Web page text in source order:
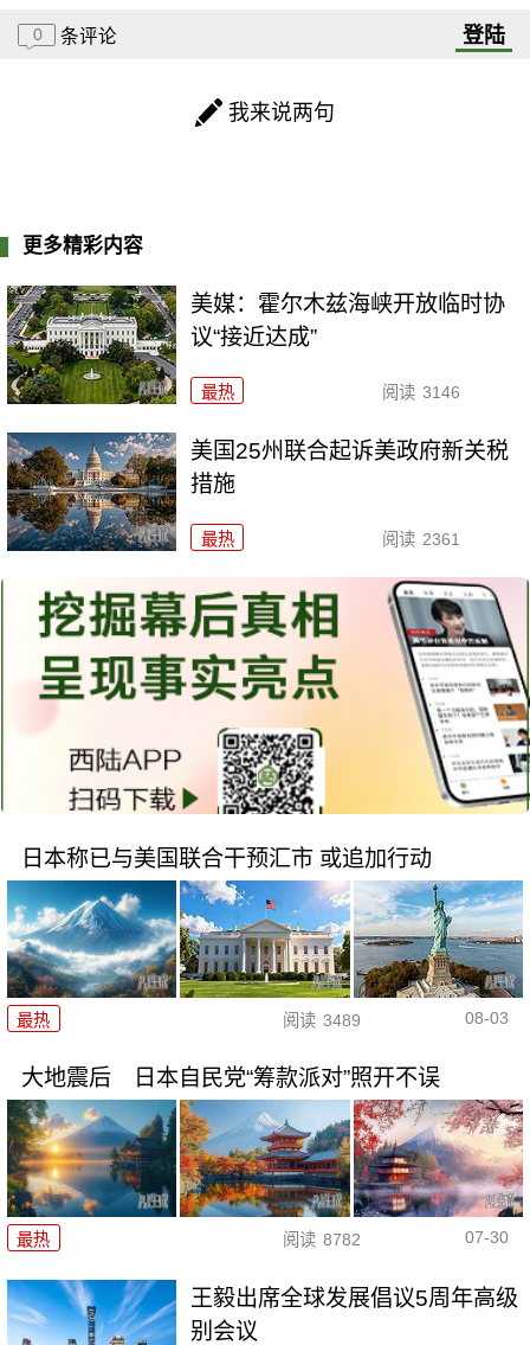
0 条评论 登陆
我来说两句
更多精彩内容
美媒：霍尔木兹海峡开放临时协
议“接近达成”
最热 阅读 3146
美国25州联合起诉美政府新关税
措施
最热 阅读 2361
日本称已与美国联合干预汇市 或追加行动
最热 阅读 3489 08-03
大地震后 日本自民党“筹款派对”照开不误
最热 阅读 8782 07-30
王毅出席全球发展倡议5周年高级
别会议